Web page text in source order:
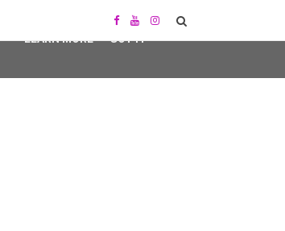
LEARN MORE GOT IT